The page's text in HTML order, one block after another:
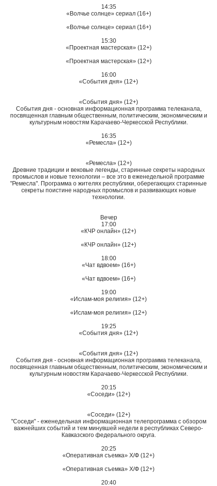
14:35
«Волчье солнце» сериал (16+)
«Волчье солнце» сериал (16+)
15:30
«Проектная мастерская» (12+)
«Проектная мастерская» (12+)
16:00
«События дня» (12+)
«События дня» (12+)
События дня - основная информационная программа телеканала,
посвященная главным общественным, политическим, экономическим и
культурным новостям Карачаево-Черкесской Республики.
16:35
«Ремесла» (12+)
«Ремесла» (12+)
Древние традиции и вековые легенды, старинные секреты народных
промыслов и новые технологии – все это в еженедельной программе
"Ремесла". Программа о жителях республики, оберегающих старинные
секреты поистине народных промыслов и развивающих новые
технологии.
Вечер
17:00
«КЧР онлайн» (12+)
«КЧР онлайн» (12+)
18:00
«Чат вдвоем» (16+)
«Чат вдвоем» (16+)
19:00
«Ислам-моя религия» (12+)
«Ислам-моя религия» (12+)
19:25
«События дня» (12+)
«События дня» (12+)
События дня - основная информационная программа телеканала,
посвященная главным общественным, политическим, экономическим и
культурным новостям Карачаево-Черкесской Республики.
20:15
«Соседи» (12+)
«Соседи» (12+)
"Соседи" - еженедельная информационная телепрограмма с обзором
важнейших событий и тем минувшей недели в республиках Северо-
Кавказского федерального округа.
20:25
«Оперативная съемка» Х/Ф (12+)
«Оперативная съемка» Х/Ф (12+)
20:40